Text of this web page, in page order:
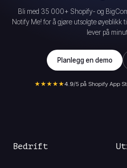
Bli med 35 000+ Shopify- og
Notify Me! for å gjøre utsolgte øyeblikk
lever på
Planlegg en demo
★★★★★4.9/5 på Shopify App
Bedrift